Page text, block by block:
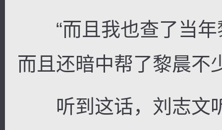
“而且我也查了当年
而且还暗中帮了黎晨不
听到这话，刘志文